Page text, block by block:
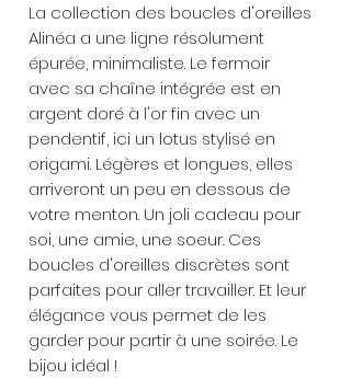
La collection des boucles d'oreilles
Alinéa a une ligne résolument
épurée, minimaliste. Le fermoir
avec sa chaîne intégrée est en
argent doré à l'or fin avec un
pendentif, ici un lotus stylisé en
origami. Légères et longues, elles
arriveront un peu en dessous de
votre menton. Un joli cadeau pour
soi, une amie, une soeur. Ces
boucles d'oreilles discrètes sont
parfaites pour aller travailler. Et leur
élégance vous permet de les
garder pour partir à une soirée. Le
bijou idéal !